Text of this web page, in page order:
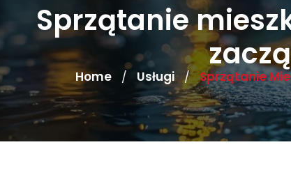
Sprzątanie
Home / Usługi / Sprzątanie